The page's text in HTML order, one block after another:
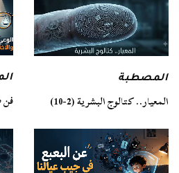
المصطبة
المعيار.. كتالوج البشرية (2-10) فن